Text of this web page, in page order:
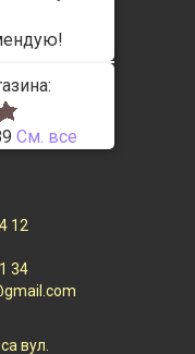
Cм. все
12
34
вул.